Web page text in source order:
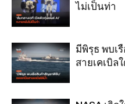
ไม่เป็นท่า
มีพิรุธ พบเ
สายเคเบิล